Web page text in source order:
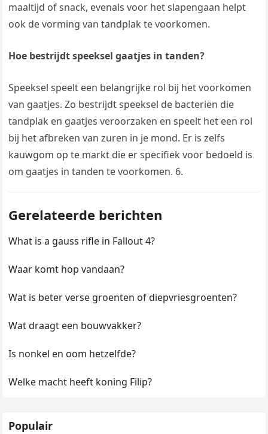
maaltijd of snack, evenals voor het slapengaan helpt
ook de vorming van tandplak te voorkomen.
Hoe bestrijdt speeksel gaatjes in tanden?
Speeksel speelt een belangrijke rol bij het voorkomen
van gaatjes. Zo bestrijdt speeksel de bacteriën die
tandplak en gaatjes veroorzaken en speelt het een rol
bij het afbreken van zuren in je mond. Er is zelfs
kauwgom op te markt die er specifiek voor bedoeld is
om gaatjes in tanden te voorkomen. 6.
Gerelateerde berichten
What is a gauss rifle in Fallout 4?
Waar komt hop vandaan?
Wat is beter verse groenten of diepvriesgroenten?
Wat draagt een bouwvakker?
Is nonkel en oom hetzelfde?
Welke macht heeft koning Filip?
Populair